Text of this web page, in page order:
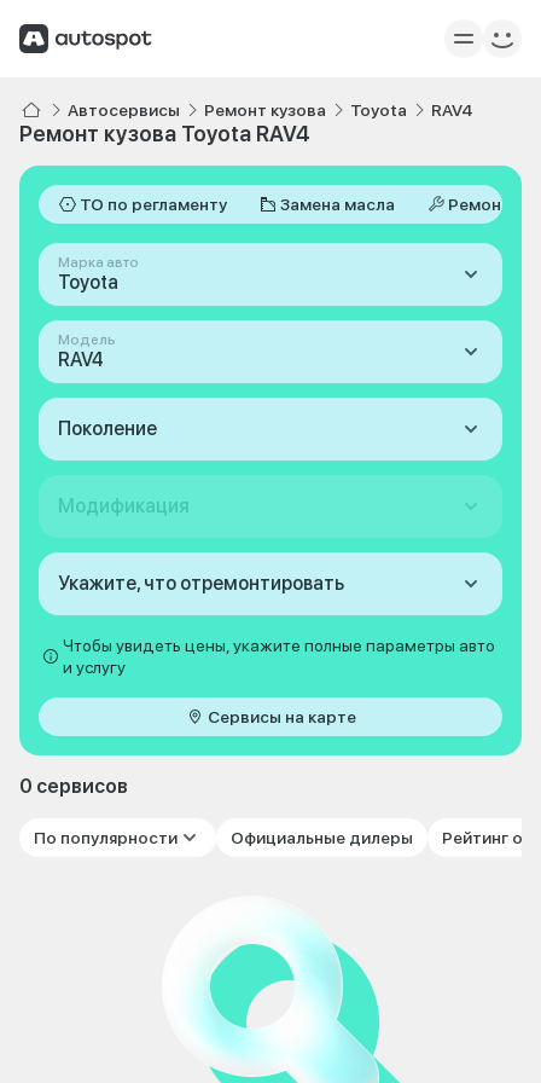
Автосервисы Ремонт кузова Toyota RAV4
Ремонт кузова Toyota RAV4
ТО по регламенту Замена масла Ремонт
Марка авто
Toyota
Модель
RAV4
Поколение
Модификация
Укажите, что отремонтировать
Чтобы увидеть цены, укажите полные параметры авто
и услугу
Сервисы на карте
0 сервисов
По популярности Официальные дилеры Рейтинг